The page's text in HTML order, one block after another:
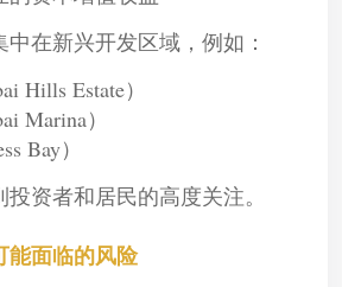
在新兴开发区域，例如：
Hills Estate）
Marina）
Bay）
资者和居民的高度关注。
能面临的风险